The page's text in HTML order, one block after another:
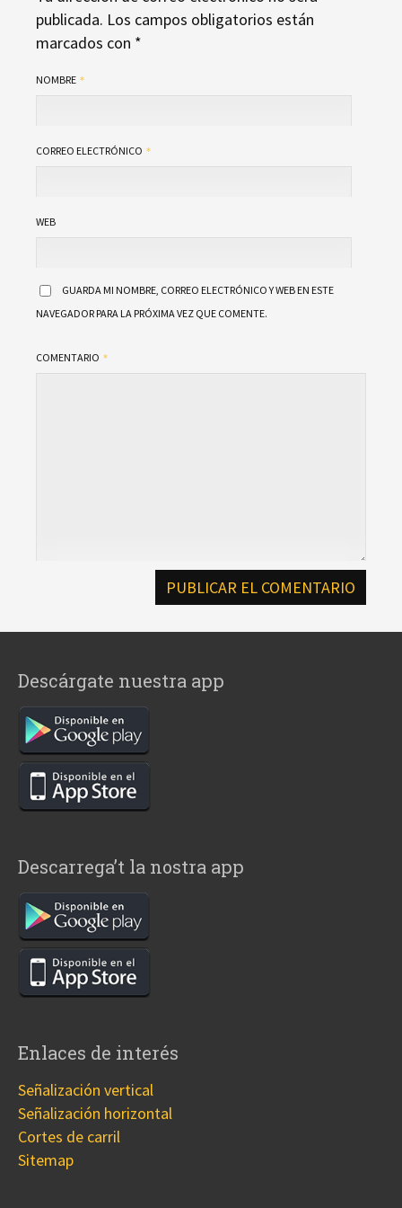
publicada. Los campos obligatorios están
marcados con *
NOMBRE
CORREO ELECTRÓNICO
WEB
GUARDA MI NOMBRE, CORREO ELECTRÓNICO Y WEB EN ESTE
NAVEGADOR PARA LA PRÓXIMA VEZ QUE COMENTE.
COMENTARIO
Descárgate nuestra app
Descarrega’t la nostra app
Enlaces de interés
Señalización vertical
Señalización horizontal
Cortes de carril
Sitemap